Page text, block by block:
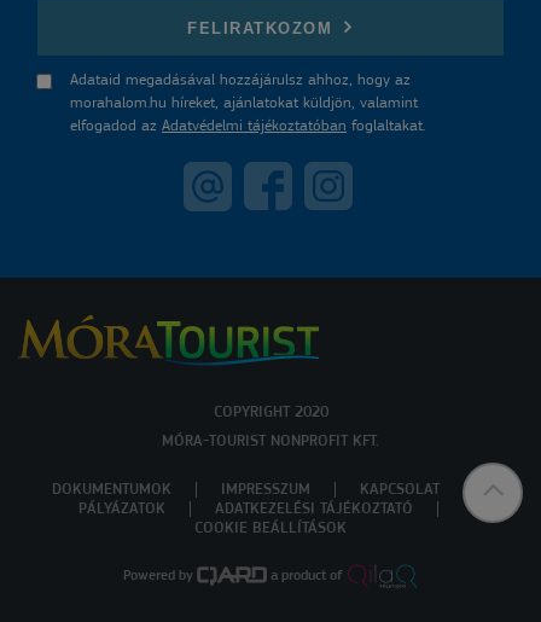
FELIRATKOZOM
Adataid megadásával hozzájárulsz ahhoz, hogy az
morahalom.hu híreket, ajánlatokat küldjön, valamint
elfogadod az Adatvédelmi tájékoztatóban foglaltakat.
COPYRIGHT 2020
MÓRA-TOURIST NONPROFIT KFT.
DOKUMENTUMOK IMPRESSZUM
KAPCSOLAT
PÁLYÁZATOK
ADATKEZELÉSI TÁJÉKOZTATÓ
COOKIE BEÁLLÍTÁSOK
Powered by a product of